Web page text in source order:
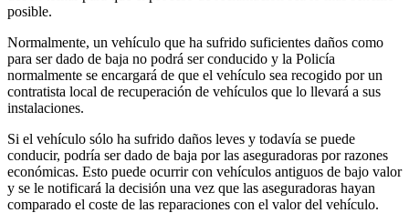
posible.
Normalmente, un vehículo que ha sufrido suficientes daños como
para ser dado de baja no podrá ser conducido y la Policía
normalmente se encargará de que el vehículo sea recogido por un
contratista local de recuperación de vehículos que lo llevará a sus
instalaciones.
Si el vehículo sólo ha sufrido daños leves y todavía se puede
conducir, podría ser dado de baja por las aseguradoras por razones
económicas. Esto puede ocurrir con vehículos antiguos de bajo valor
y se le notificará la decisión una vez que las aseguradoras hayan
comparado el coste de las reparaciones con el valor del vehículo.